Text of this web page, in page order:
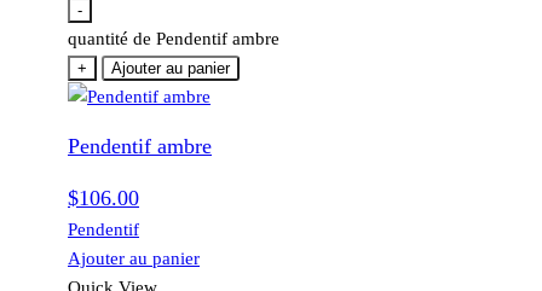
-
quantité de Pendentif ambre
+ Ajouter au panier
Pendentif ambre
$106.00
Pendentif
Ajouter au panier